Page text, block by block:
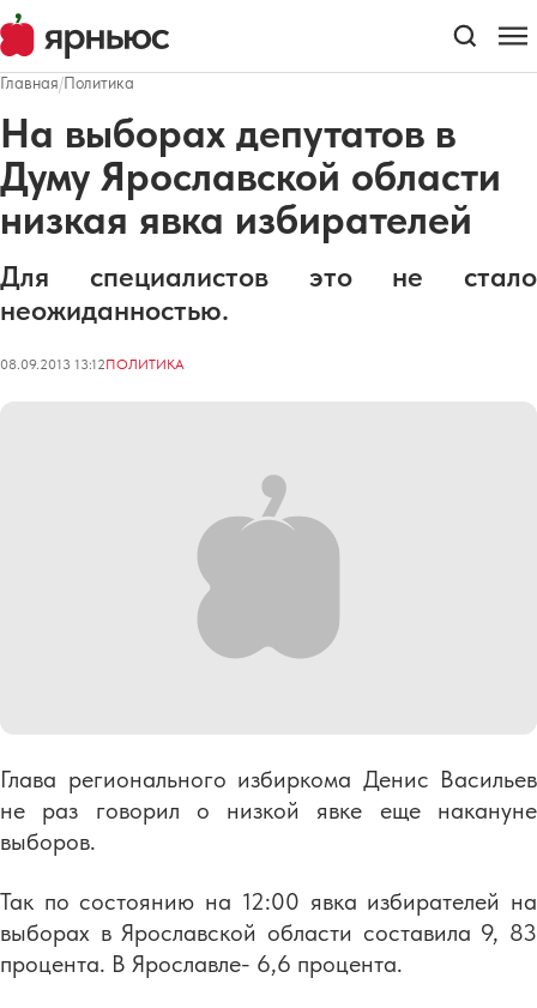
Главная/Политика
На выборах депутатов в
Думу Ярославской области
низкая явка избирателей
Для специалистов это не стало
неожиданностью.
08.09.2013 13:12ПОЛИТИКА
Глава регионального избиркома Денис Васильев
не раз говорил о низкой явке еще накануне
выборов.
Так по состоянию на 12:00 явка избирателей на
выборах в Ярославской области составила 9, 83
процента. В Ярославле- 6,6 процента.